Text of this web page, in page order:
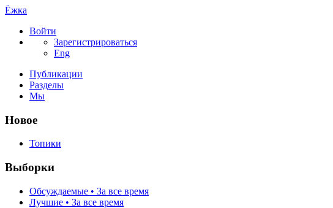
Ёжка
Войти
Зарегистрироваться
Eng
Публикации
Разделы
Мы
Новое
Топики
Выборки
Обсуждаемые • За все время
Лучшие • За все время